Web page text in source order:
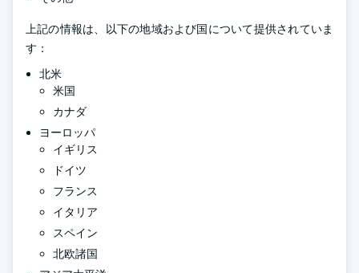
上記の情報は、以下の地域および国について提供されていま
す：
北米
米国
カナダ
ヨーロッパ
イギリス
ドイツ
フランス
イタリア
スペイン
北欧諸国